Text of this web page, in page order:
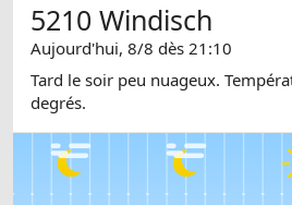
5210 Windisch
Aujourd'hui, 8/8 dès 21:10
Tard le soir peu nuageux.
degrés.